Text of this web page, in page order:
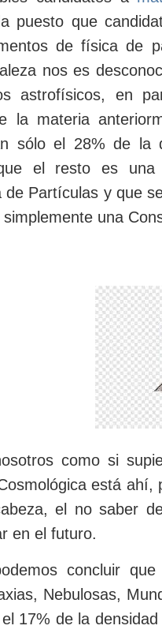
puesto que
de física de
nos es
astrofísicos, en
la materia
sólo el 28% de la
el resto es una
Partículas y que
una
como si
está
el no saber
en el futuro.
concluir
Nebulosas,
17% de la